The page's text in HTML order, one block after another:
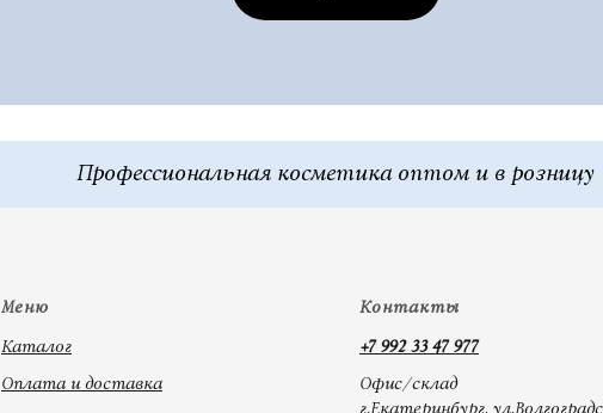
Меню
Каталог
Оплата и доставка
Контакты
+7 992 33 47 977
Офис/склад